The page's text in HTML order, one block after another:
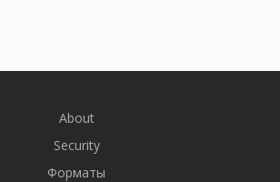
About
Security
Форматы